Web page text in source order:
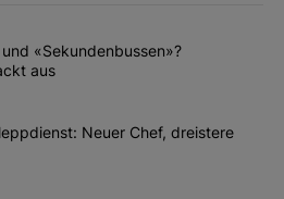
der am meisten kommentierten
"Schwarzfahrer und
«Sekundenbussen»?
aus
"Zürcher Abschleppdienst: Neuer
Neuer Chef, dreistere